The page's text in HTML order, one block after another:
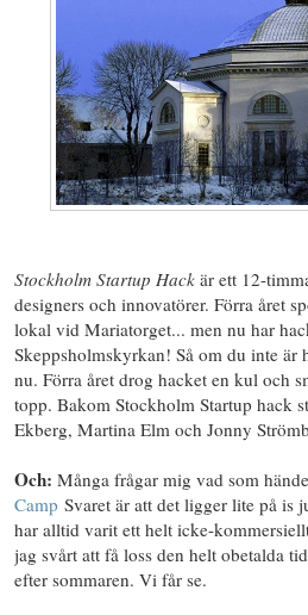
Stockholm Startup Hack är ett 12-
designers och innovatörer. Förra året
lokal vid Mariatorget... men nu har
Skeppsholmskyrkan! Så om du inte
nu. Förra året drog hacket en kul och
topp. Bakom Stockholm Startup hack
Ekberg, Martina Elm och Jonny
Och: Många frågar mig vad som
Camp Svaret är att det ligger lite på is
har alltid varit ett helt icke-
jag svårt att få loss den helt obetalda
efter sommaren. Vi får se.